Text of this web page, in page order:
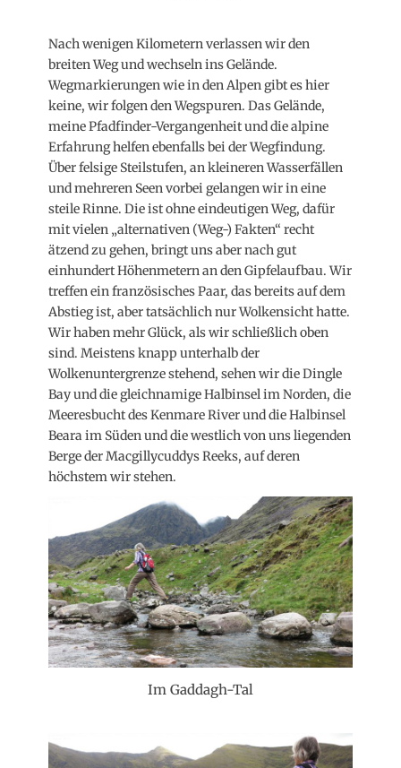
Nach wenigen Kilometern verlassen wir den
breiten Weg und wechseln ins Gelände.
Wegmarkierungen wie in den Alpen gibt es hier
keine, wir folgen den Wegspuren. Das Gelände,
meine Pfadfinder-Vergangenheit und die alpine
Erfahrung helfen ebenfalls bei der Wegfindung.
Über felsige Steilstufen, an kleineren Wasserfällen
und mehreren Seen vorbei gelangen wir in eine
steile Rinne. Die ist ohne eindeutigen Weg, dafür
mit vielen „alternativen (Weg-) Fakten“ recht
ätzend zu gehen, bringt uns aber nach gut
einhundert Höhenmetern an den Gipfelaufbau. Wir
treffen ein französisches Paar, das bereits auf dem
Abstieg ist, aber tatsächlich nur Wolkensicht hatte.
Wir haben mehr Glück, als wir schließlich oben
sind. Meistens knapp unterhalb der
Wolkenuntergrenze stehend, sehen wir die Dingle
Bay und die gleichnamige Halbinsel im Norden, die
Meeresbucht des Kenmare River und die Halbinsel
Beara im Süden und die westlich von uns liegenden
Berge der Macgillycuddys Reeks, auf deren
höchstem wir stehen.
Im Gaddagh-Tal